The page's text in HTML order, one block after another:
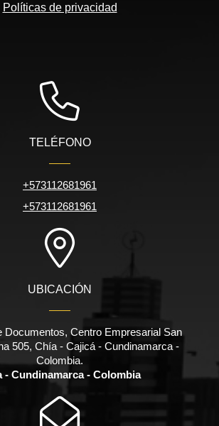
Políticas de privacidad
TELÉFONO
+573112681961
+573112681961
UBICACIÓN
Documentos, Centro Empresarial San
505, Chía - Cajicá - Cundinamarca -
Colombia.
- Cundinamarca - Colombia